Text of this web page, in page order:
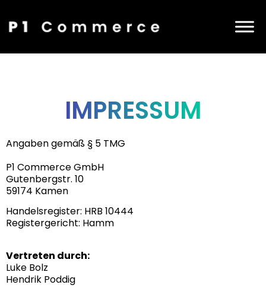
IMPRES­SUM
Angaben gemäß § 5 TMG
P1 Commerce GmbH
Gutenbergstr. 10
59174 Kamen
Handelsregister: HRB 10444
Registergericht: Hamm
Vertreten durch:
Luke Bolz
Hendrik Poddig